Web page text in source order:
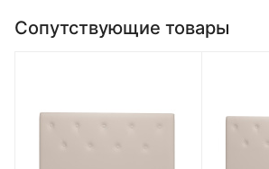
Сопутствующие товары